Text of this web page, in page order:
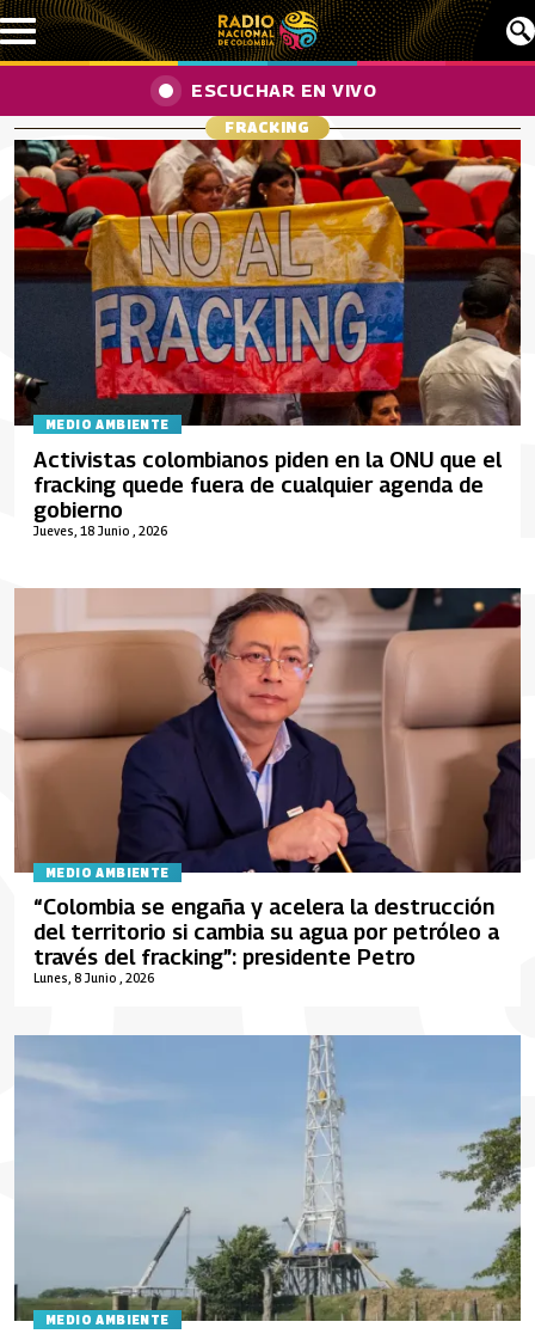
Pasar al contenido principal
ESCUCHAR EN VIVO
FRACKING
MEDIO AMBIENTE
Jueves, 18 Junio , 2026
Activistas colombianos piden en la ONU que el
fracking quede fuera de cualquier agenda de
gobierno
MEDIO AMBIENTE
Lunes, 8 Junio , 2026
“Colombia se engaña y acelera la destrucción
del territorio si cambia su agua por petróleo a
través del fracking”: presidente Petro
MEDIO AMBIENTE